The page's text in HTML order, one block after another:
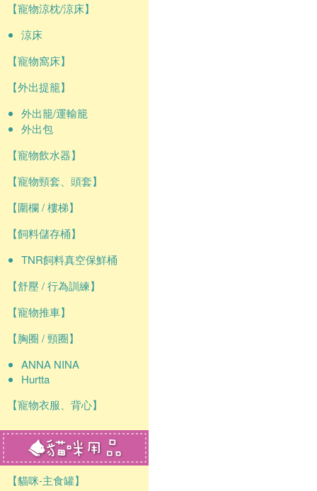
【寵物涼枕/涼床】
涼床
【寵物窩床】
【外出提籠】
外出籠/運輸籠
外出包
【寵物飲水器】
【寵物頸套、頭套】
【圍欄 / 樓梯】
【飼料儲存桶】
TNR飼料真空保鮮桶
【舒壓 / 行為訓練】
【寵物推車】
【胸圈 / 頸圈】
ANNA NINA
Hurtta
【寵物衣服、背心】
【貓咪-主食罐】